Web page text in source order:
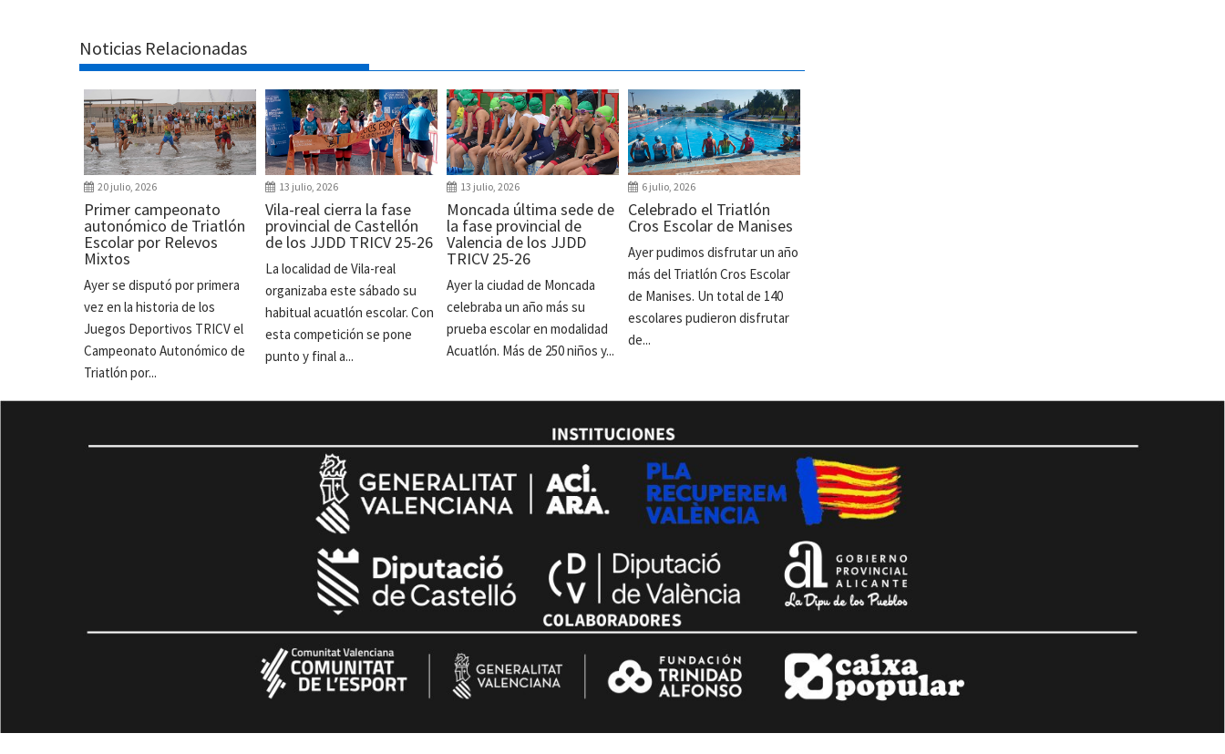
Noticias Relacionadas
20 julio, 2026
Primer campeonato
autonómico de Triatlón
Escolar por Relevos
Mixtos
Ayer se disputó por primera
vez en la historia de los
Juegos Deportivos TRICV el
Campeonato Autonómico de
Triatlón por...
13 julio, 2026
Vila-real cierra la fase
provincial de Castellón
de los JJDD TRICV 25-26
La localidad de Vila-real
organizaba este sábado su
habitual acuatlón escolar. Con
esta competición se pone
punto y final a...
13 julio, 2026
Moncada última sede de
la fase provincial de
Valencia de los JJDD
TRICV 25-26
Ayer la ciudad de Moncada
celebraba un año más su
prueba escolar en modalidad
Acuatlón. Más de 250 niños y...
6 julio, 2026
Celebrado el Triatlón
Cros Escolar de Manises
Ayer pudimos disfrutar un año
más del Triatlón Cros Escolar
de Manises. Un total de 140
escolares pudieron disfrutar
de...